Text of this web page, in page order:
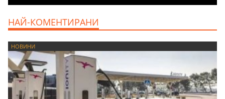
НАЙ-КОМЕНТИРАНИ
НОВИНИ